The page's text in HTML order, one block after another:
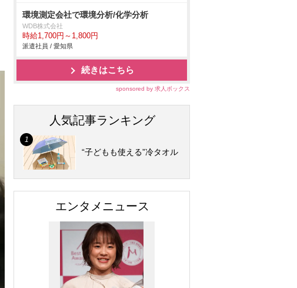
環境測定会社で環境分析/化学分析
WDB株式会社
時給1,700円～1,800円
派遣社員 / 愛知県
続きはこちら
sponsored by 求人ボックス
人気記事ランキング
“子どもも使える”冷タオル
エンタメニュース